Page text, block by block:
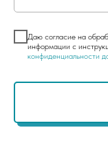
Даю согласие на
информации с
конфиденциальности